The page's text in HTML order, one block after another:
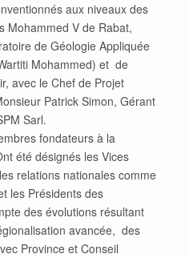
aux niveaux des
Mohammed V de Rabat,
de Géologie Appliquée
Mohammed) et de
avec le Chef de Projet
Patrick Simon, Gérant
Sarl.
fondateurs à la
été désignés les Vices
relations nationales comme
les Présidents des
des évolutions résultant
avancée, des
Province et Conseil